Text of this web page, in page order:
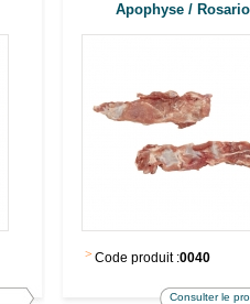
Apophyse / Rosario
> Code produit :0040
Consulter le